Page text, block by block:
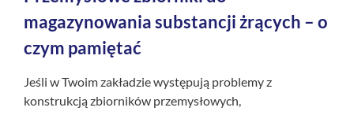
magazynowania substancji żrących – o
czym pamiętać
Jeśli w Twoim zakładzie występują problemy z
konstrukcją zbiorników przemysłowych,